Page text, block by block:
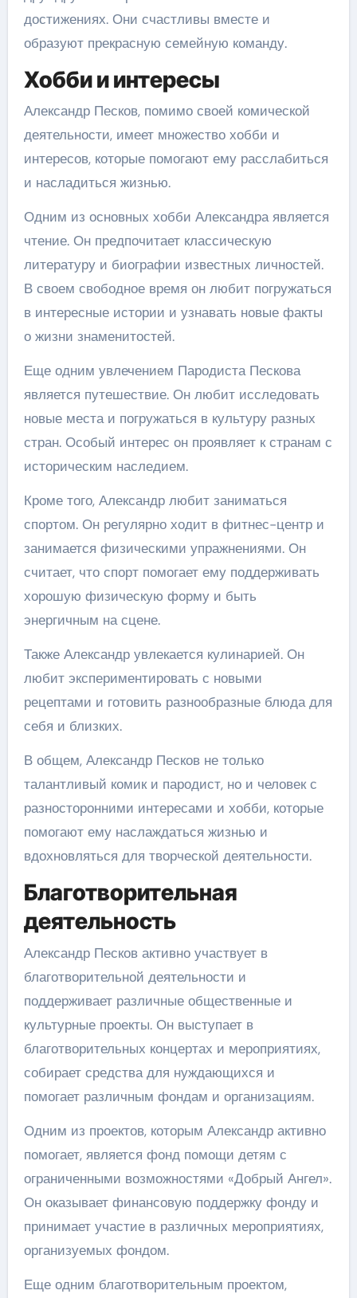
достижениях. Они счастливы вместе и
образуют прекрасную семейную команду.
Хобби и интересы
Александр Песков, помимо своей комической
деятельности, имеет множество хобби и
интересов, которые помогают ему расслабиться
и насладиться жизнью.
Одним из основных хобби Александра является
чтение. Он предпочитает классическую
литературу и биографии известных личностей.
В своем свободное время он любит погружаться
в интересные истории и узнавать новые факты
о жизни знаменитостей.
Еще одним увлечением Пародиста Пескова
является путешествие. Он любит исследовать
новые места и погружаться в культуру разных
стран. Особый интерес он проявляет к странам с
историческим наследием.
Кроме того, Александр любит заниматься
спортом. Он регулярно ходит в фитнес-центр и
занимается физическими упражнениями. Он
считает, что спорт помогает ему поддерживать
хорошую физическую форму и быть
энергичным на сцене.
Также Александр увлекается кулинарией. Он
любит экспериментировать с новыми
рецептами и готовить разнообразные блюда для
себя и близких.
В общем, Александр Песков не только
талантливый комик и пародист, но и человек с
разносторонними интересами и хобби, которые
помогают ему наслаждаться жизнью и
вдохновляться для творческой деятельности.
Благотворительная
деятельность
Александр Песков активно участвует в
благотворительной деятельности и
поддерживает различные общественные и
культурные проекты. Он выступает в
благотворительных концертах и мероприятиях,
собирает средства для нуждающихся и
помогает различным фондам и организациям.
Одним из проектов, которым Александр активно
помогает, является фонд помощи детям с
ограниченными возможностями «Добрый Ангел».
Он оказывает финансовую поддержку фонду и
принимает участие в различных мероприятиях,
организуемых фондом.
Еще одним благотворительным проектом,